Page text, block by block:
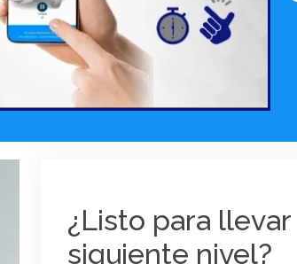
¿Listo para
siguiente nivel?